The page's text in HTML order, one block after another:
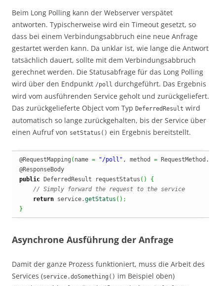
Beim Long Polling kann der Webserver verspätet
antworten. Typischerweise wird ein Timeout gesetzt, so
dass bei einem Verbindungsabbruch eine neue Anfrage
gestartet werden kann. Da unklar ist, wie lange die Antwort
tatsächlich dauert, sollte mit dem Verbindungsabbruch
gerechnet werden. Die Statusabfrage für das Long Polling
wird über den Endpunkt /poll durchgeführt. Das Ergebnis
wird vom ausführenden Service geholt und zurückgeliefert.
Das zurückgelieferte Object vom Typ DeferredResult wird
automatisch so lange zurückgehalten, bis der Service über
einen Aufruf von setStatus() ein Ergebnis bereitstellt.
@RequestMapping ( name = "/poll" , method = RequestMethod.
public DeferredResult requestStatus ( )
{
// Simply forward the request to the service
return service.getStatus ( ) ;
}
Asynchrone Ausführung der Anfrage
Damit der ganze Prozess funktioniert, muss die Arbeit des
Services (service.doSomething() im Beispiel oben)